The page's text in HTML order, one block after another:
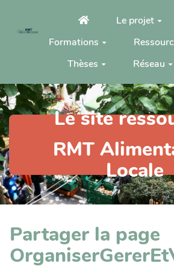
Aller au contenu principalLe projet
Formations
Thèses
Réseau
Le site
RMT
Locale
Partager la page